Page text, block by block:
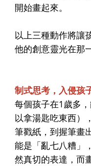
開始畫起來。
以上三種動作將讓
他的創意靈光在那
制式思考，入侵孩
每個孩子在1歲多
以拿湯匙吃東西）
筆戳紙，到握筆畫
能是「亂七八糟」
然真切的表達，而